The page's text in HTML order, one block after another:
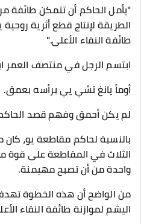
"يأمل الحاكم أن تتمكن
الطريقة لإنتاج قطع أثرية
طائفة النقاء الأعلى."
ابتسم الرجل في منتصف العمر
أومأ يانغ تشي يي برأسه بعمق.
لم يكن أحمق وفهم قصد
بالنسبة لحاكم مقاطعة يو،
الثلاث في المقاطعة على قوة
واحدة من أن تصبح مهيمنة.
من الواضح أن هذه الخطوة
اليشم لموازنة طائفة النقاء